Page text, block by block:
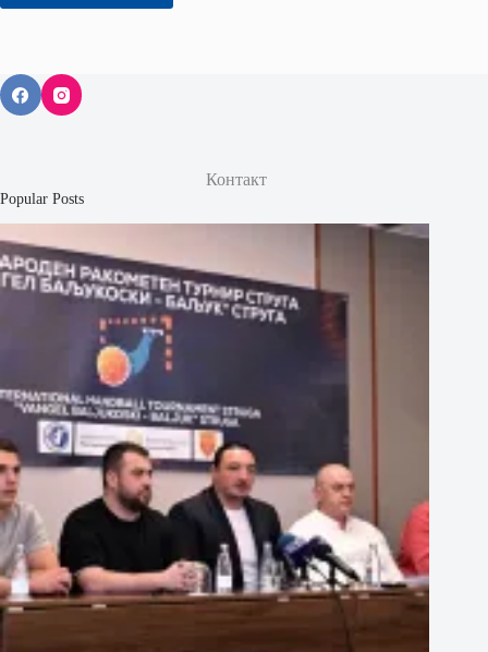
Контакт
Popular Posts